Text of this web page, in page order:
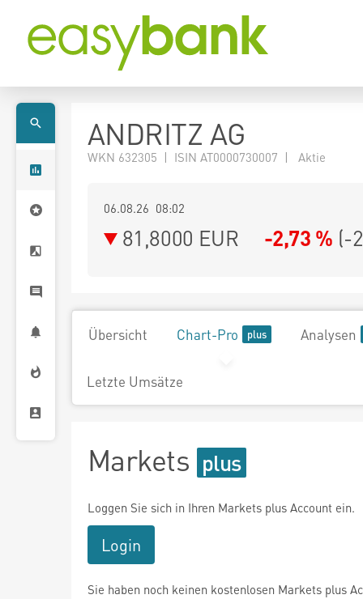
ANDRITZ AG
WKN 632305 | ISIN AT0000730007 | Aktie
06.08.26 08:02
81,8000 EUR -2,73 % (-
Übersicht Chart-Pro Analysen
Letzte Umsätze
Markets
Loggen Sie sich in Ihren Markets plus Account ein.
Login
Sie haben noch keinen kostenlosen Markets plus